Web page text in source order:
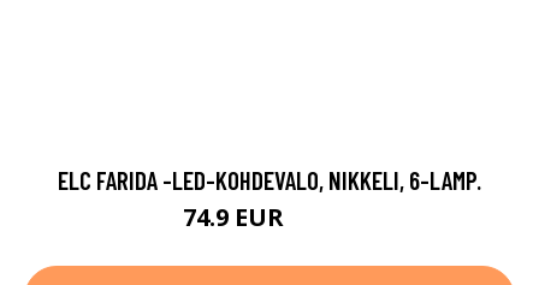
ELC FARIDA -LED-KOHDEVALO, NIKKELI, 6-LAMP.
74.9 EUR